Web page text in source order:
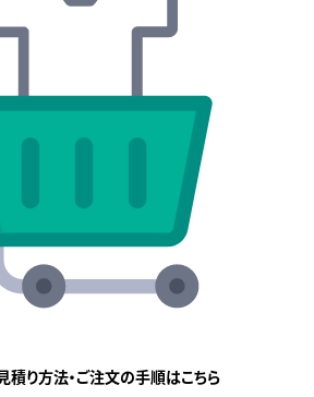
積り方法・ご注文の手順はこちら